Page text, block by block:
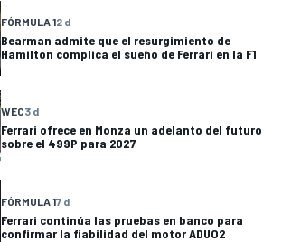
FÓRMULA 12 d
Bearman admite que el resurgimiento de
Hamilton complica el sueño de Ferrari en la F1
WEC3 d
Ferrari ofrece en Monza un adelanto del futuro
sobre el 499P para 2027
FÓRMULA 17 d
Ferrari continúa las pruebas en banco para
confirmar la fiabilidad del motor ADUO2